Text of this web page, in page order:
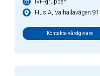
IVF-gruppen
Hus A, Valhallavägen 91
Kontakta vårdgivare